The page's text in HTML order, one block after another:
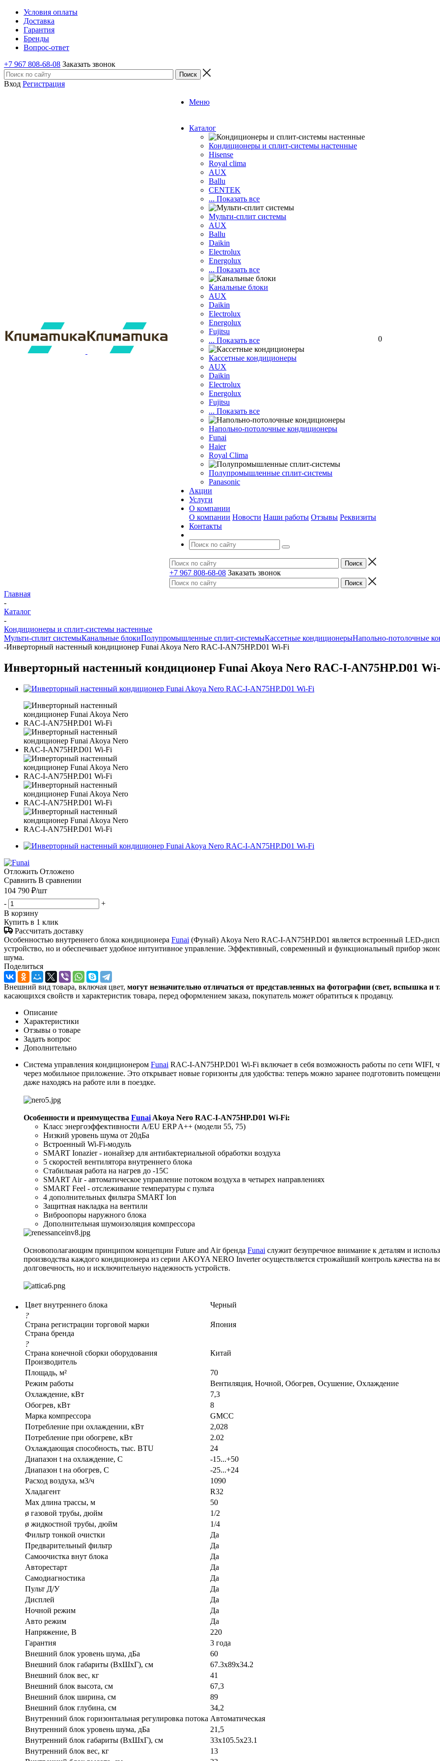
Условия оплаты
Доставка
Гарантия
Бренды
Вопрос-ответ
+7 967 808-68-08 Заказать звонок
Вход Регистрация
Меню
Каталог
Кондиционеры и сплит-системы настенные
Hisense
Royal clima
AUX
Ballu
CENTEK
... Показать все
Мульти-сплит системы
AUX
Ballu
Daikin
Electrolux
Energolux
... Показать все
Канальные блоки
AUX
Dаikin
Electrolux
Energolux
Fujitsu
... Показать все
Кассетные кондиционеры
AUX
Daikin
Electrolux
Energolux
Fujitsu
... Показать все
Напольно-потолочные кондиционеры
Funai
Haier
Royal Clima
Полупромышленные сплит-системы
Panasonic
Акции
Услуги
О компании
О компании Новости Наши работы Отзывы Реквизиты
Контакты
+7 967 808-68-08 Заказать звонок
0
Главная
-
Каталог
-
Кондиционеры и сплит-системы настенные
Мульти-сплит системыКанальные блокиПолупромышленные сплит-системыКассетные кондиционерыНапольно-потолочные
-Инверторный настенный кондиционер Funai Akoya Nero RAC-I-AN75HP.D01 Wi-Fi
Инверторный настенный кондиционер Funai Akoya Nero RAC-I-AN75HP.D01
Отложить Отложено
Сравнить В сравнении
104 790 ₽/шт
-
+
В корзину
Купить в 1 клик
Рассчитать доставку
Особенностью внутреннего блока кондиционера Funai (Фунай) Akoya Nero RAC-I-AN75HP.D01 является встроенный LED-
устройство, но и обеспечивает удобное интуитивное управление. Эффективный, современный и функциональный прибор
шума.
Поделиться
Внешний вид товара, включая цвет, могут незначительно отличаться от представленных на фотографии (свет, вспышка и
касающихся свойств и характеристик товара, перед оформлением заказа, покупатель может обратиться к продавцу.
Описание
Характеристики
Отзывы о товаре
Задать вопрос
Дополнительно
Система управления кондиционером Funai RAC-I-AN75HP.D01 Wi-Fi включает в себя возможность работы по сети WIFI,
через мобильное приложение. Это открывает новые горизонты для удобства: теперь можно заранее подготовить
даже находясь на работе или в поездке.
Особенности и преимущества Funai Akoya Nero RAC-I-AN75HP.D01 Wi-Fi:
Класс энергоэффективности А/EU ERP A++ (модели 55, 75)
Низкий уровень шума от 20дБа
Встроенный Wi-Fi-модуль
SMART Ionazier - ионайзер для антибактериальной обработки воздуха
5 скоростей вентилятора внутреннего блока
Стабильная работа на нагрев до -15С
SMART Air - автоматическое управление потоком воздуха в четырех направлениях
SMART Feel - отслеживание температуры с пульта
4 дополнительных фильтра SMART Ion
Защитная накладка на вентили
Виброопоры наружного блока
Дополнительная шумоизоляция компрессора
Основополагающим принципом концепции Future and Air бренда Funai служит безупречное внимание к деталям и
производства каждого кондиционера из серии AKOYA NERO Inverter осуществляется строжайший контроль качества на
долговечность, но и исключительную надежность устройств.
Цвет внутреннего блока
Черный
?
Страна регистрации торговой марки
Страна бренда
Япония
?
Страна конечной сборки оборудования
Производитель
Китай
Площадь, м²
70
Режим работы
Вентиляция, Ночной, Обогрев, Осушение, Охлаждение
Охлаждение, кВт
7,3
Обогрев, кВт
8
Марка компрессора
GMCC
Потребление при охлаждении, кВт
2,028
Потребление при обогреве, кВт
2.02
Охлаждающая способность, тыс. BTU
24
Диапазон t на охлаждение, С
-15...+50
Диапазон t на обогрев, С
-25...+24
Расход воздуха, м3/ч
1090
Хладагент
R32
Max длина трассы, м
50
ø газовой трубы, дюйм
1/2
ø жидкостной трубы, дюйм
1/4
Фильтр тонкой очистки
Да
Предварительный фильтр
Да
Самоочистка внут блока
Да
Авторестарт
Да
Самодиагностика
Да
Пульт Д/У
Да
Дисплей
Да
Ночной режим
Да
Авто режим
Да
Напряжение, В
220
Гарантия
3 года
Внешний блок уровень шума, дБа
60
Внешний блок габариты (ВхШхГ), см
67.3x89x34.2
Внешний блок вес, кг
41
Внешний блок высота, см
67,3
Внешний блок ширина, см
89
Внешний блок глубина, см
34,2
Внутренний блок горизонтальная регулировка потока Автоматическая
Внутренний блок уровень шума, дБа
21,5
Внутренний блок габариты (ВхШхГ), см
33x105.5x23.1
Внутренний блок вес, кг
13